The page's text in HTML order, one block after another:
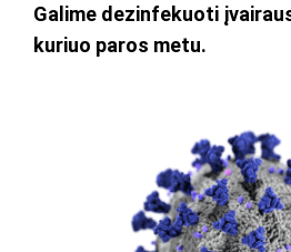
Galime dezinfekuoti
kuriuo paros metu.